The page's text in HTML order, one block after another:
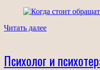
Читать далее
Психолог и